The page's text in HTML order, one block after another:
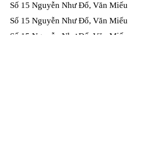
Số 15 Nguyễn Như Đổ, Văn Miếu​​​​
Số 15 Nguyễn Như Đổ, Văn Miếu​​​​
Số 15 Nguyễn Như Đổ, Văn Miếu​​​​